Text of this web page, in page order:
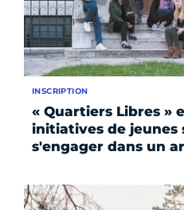
« Quartiers Libres »
initiatives de jeunes
s'engager dans un
INSCRIPTION